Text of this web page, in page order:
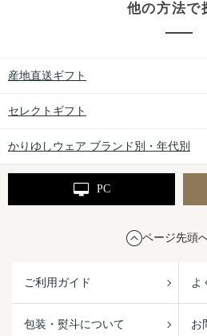
他の方法で
産地直送ギフト
セレクトギフト
かりゆしウェア ブランド別・年代別
PC
ページ先頭
ご利用ガイド よ
包装・熨斗について お